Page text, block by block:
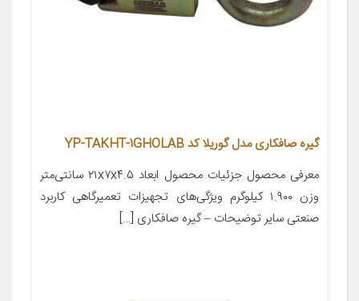
گیره صافکاری مدل گوریلا کد YP-TAKHT-1GHOLAB
معرفی محصول جزئیات محصول ابعاد ۲۱x۷x۴.۵ سانتی‌متر
وزن ۱.۹۰۰ کیلوگرم ویژگی‌های تجهیزات تعمیرگاهی کاربرد
صنعتی سایر توضیحات – گیره صافکاری […]